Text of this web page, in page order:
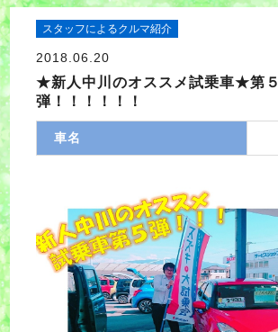
スタッフによるクルマ紹介
2018.06.20
★新人中川のオススメ試乗車★第５
弾！！！！！！
車名